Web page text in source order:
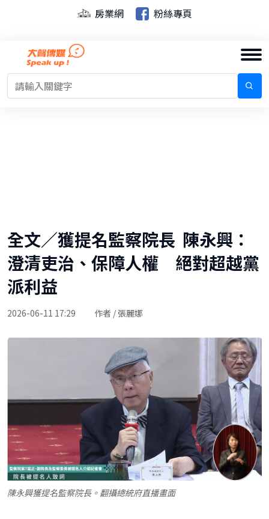
房業網 粉絲專頁
全文／獲提名監察院長 陳永興：
澄清吏治、保障人權 絕對超越黨
派利益
2026-06-11 17:29 作者 / 張麗娜
陳永興獲提名監察院長。翻攝總統府直播畫面